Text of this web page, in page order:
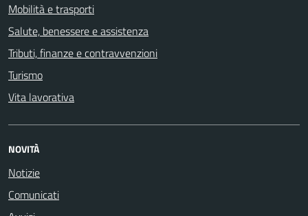
Mobilità e trasporti
Salute, benessere e assistenza
Tributi, finanze e contravvenzioni
Turismo
Vita lavorativa
NOVITÀ
Notizie
Comunicati